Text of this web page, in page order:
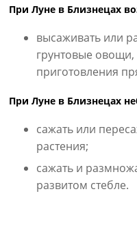
При Луне в Близнецах
высаживать или
грунтовые овощи,
приготовления
При Луне в Близнецах
сажать или
растения;
сажать и
развитом стебле.